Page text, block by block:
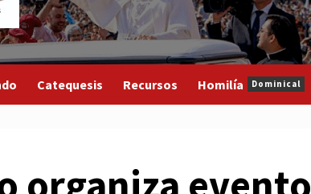
Catequesis Recursos Homilía Dominical